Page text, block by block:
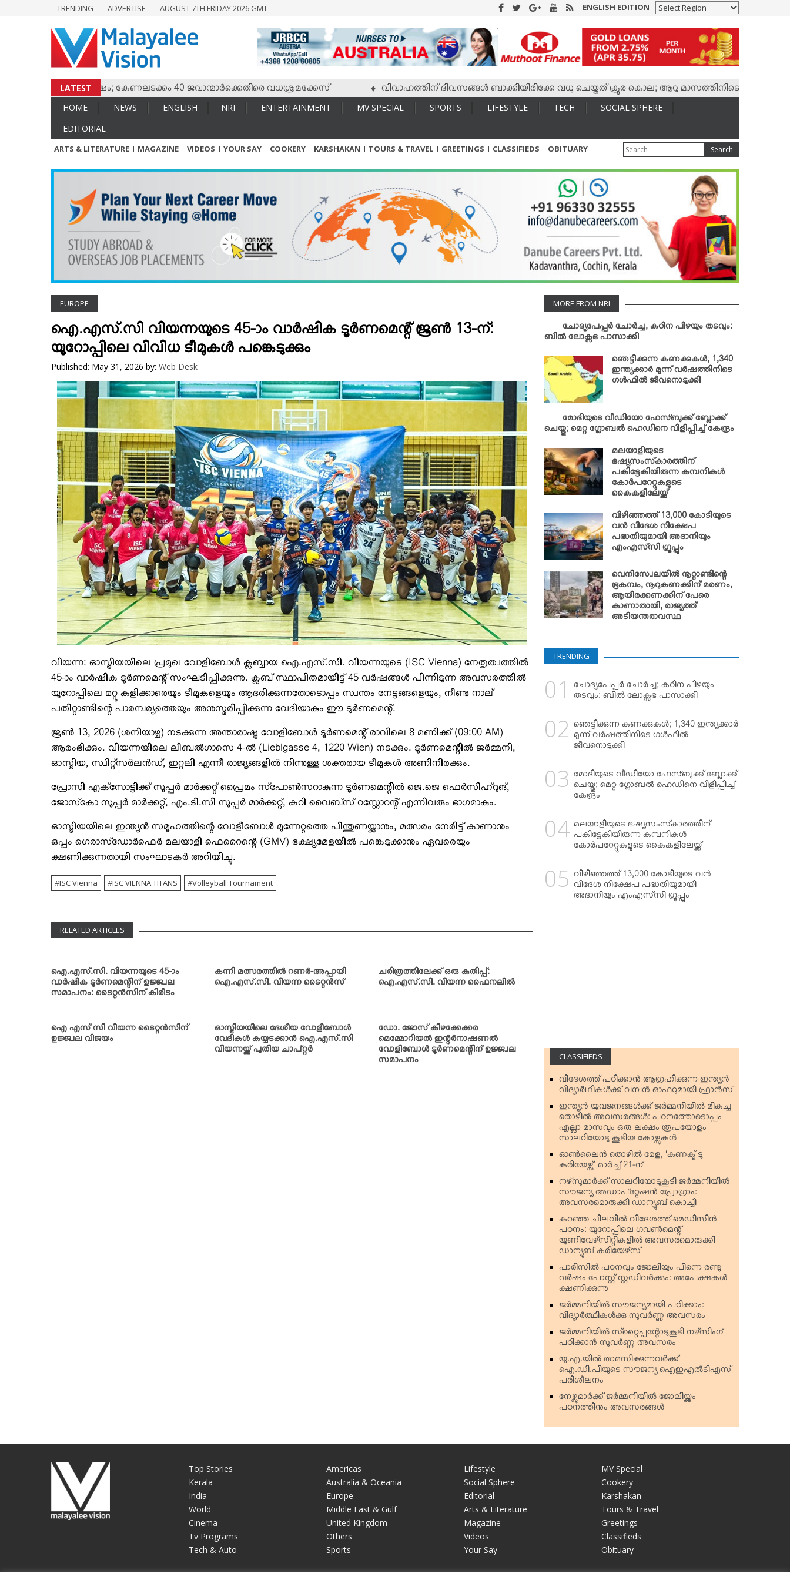
ENTERTAINMENT
TECH & AUTO
ARTS & LITERATURE
TOURS & TRAVEL
TRENDING ADVERTISE AUGUST 7TH FRIDAY 2026 GMT ENGLISH EDITION
LATEST
സംഘര്‍ഷം; കേണലടക്കം 40 ജവാന്മാര്‍ക്കെതിരെ വധശ്രമക്കേസ് വിവാഹത്തിന് ദിവസങ്ങള്‍ ബാക്കിയിരിക്കേ വധു ചെയ്തത് ക്രൂര കൊല; ആറു മാസത്തിനിടെ കാമുകനുമായി
HOME NEWS ENGLISH NRI ENTERTAINMENT MV SPECIAL SPORTS LIFESTYLE TECH
SOCIAL SPHERE
EDITORIAL
ARTS & LITERATURE MAGAZINE VIDEOS YOUR SAY COOKERY KARSHAKAN TOURS & TRAVEL GREETINGS CLASSIFIEDS OBITUARY Search
EUROPE
ഐ.എസ്.സി വിയന്നയുടെ 45-ാം വാര്‍ഷിക ടൂര്‍ണമെന്റ് ജൂണ്‍ 13-ന്:
യൂറോപ്പിലെ വിവിധ ടീമുകള്‍ പങ്കെടുക്കും
Published: May 31, 2026 by: Web Desk
വിയന്ന: ഓസ്ട്രിയയിലെ പ്രമുഖ വോളിബോള്‍ ക്ലബ്ബായ ഐ.എസ്.സി. വിയന്നയുടെ (ISC Vienna) നേതൃത്വത്തില്‍
45-ാം വാര്‍ഷിക ടൂര്‍ണമെന്റ് സംഘടിപ്പിക്കുന്നു. ക്ലബ് സ്ഥാപിതമായിട്ട് 45 വര്‍ഷങ്ങള്‍ പിന്നിടുന്ന അവസരത്തില്‍
യൂറോപ്പിലെ മറ്റു കളിക്കാരെയും ടീമുകളെയും ആദരിക്കുന്നതോടൊപ്പം സ്വന്തം നേട്ടങ്ങളെയും, നീണ്ട നാല്
പതിറ്റാണ്ടിന്റെ പാരമ്പര്യത്തെയും അനുസ്മരിപ്പിക്കുന്ന വേദിയാകും ഈ ടുര്‍ണമെന്റ്.
ജൂണ്‍ 13, 2026 (ശനിയാഴ്ച) നടക്കുന്ന അന്താരാഷ്ട്ര വോളിബോള്‍ ടൂര്‍ണമെന്റ് രാവിലെ 8 മണിക്ക് (09:00 AM)
ആരംഭിക്കും. വിയന്നയിലെ ലീബല്‍ഗാസെ 4-ല്‍ (Lieblgasse 4, 1220 Wien) നടക്കും. ടൂര്‍ണമെന്റില്‍ ജര്‍മ്മനി,
ഓസ്ട്രിയ, സ്വിറ്റ്‌സര്‍ലന്‍ഡ്, ഇറ്റലി എന്നീ രാജ്യങ്ങളില്‍ നിന്നുള്ള ശക്തരായ ടീമുകള്‍ അണിനിരക്കും.
പ്രോസി എക്‌സോട്ടിക്ക് സൂപ്പര്‍ മാര്‍ക്കറ്റ് പ്രൈമം സ്‌പോണ്‍സറാകുന്ന ടൂര്‍ണമെന്റില്‍ ജെ.ജെ ഫെര്‍സിഹ്‌റുങ്,
ജോസ്‌കോ സൂപ്പര്‍ മാര്‍ക്കറ്റ്, എം.ടി.സി സൂപ്പര്‍ മാര്‍ക്കറ്റ്, കറി വൈബ്‌സ് റസ്റ്റോറന്റ് എന്നിവരും ഭാഗമാകും.
ഓസ്ട്രിയയിലെ ഇന്ത്യന്‍ സമൂഹത്തിന്റെ വോളീബോള്‍ മുന്നേറ്റത്തെ പിന്തുണയ്ക്കാനും, മത്സരം നേരിട്ട് കാണാനും
ഒപ്പം ഗെരാസ്‌ഡോര്‍ഫെര്‍ മലയാളി ഫെറൈന്റെ (GMV) ഭക്ഷ്യമേളയില്‍ പങ്കെടുക്കാനും ഏവരെയും
ക്ഷണിക്കുന്നതായി സംഘാടകര്‍ അറിയിച്ചു.
ISC Vienna ISC VIENNA TITANS Volleyball Tournament
RELATED ARTICLES
ഐ.എസ്.സി. വിയന്നയുടെ 45-ാം
വാര്‍ഷിക ടൂര്‍ണമെന്റിന് ഉജ്ജ്വല
സമാപനം: ടൈറ്റന്‍സിന് കിരീടം
കന്നി മത്സരത്തില്‍ റണര്‍-അപ്പായി
ഐ.എസ്.സി. വിയന്ന ടൈറ്റന്‍സ്
ചരിത്രത്തിലേക്ക് ഒരു കുതിപ്പ്:
ഐ.എസ്.സി. വിയന്ന ഫൈനലില്‍
ഐ എസ് സി വിയന്ന ടൈറ്റന്‍സിന്
ഉജ്ജ്വല വിജയം
ഓസ്ട്രിയയിലെ ദേശീയ വോളീബോള്‍
വേദികള്‍ കയ്യടക്കാന്‍ ഐ.എസ്.സി
വിയന്നയ്ക്ക് പുതിയ ചാപ്റ്റര്‍
ഡോ. ജോസ് കിഴക്കേക്കര
മെമ്മോറിയല്‍ ഇന്റര്‍നാഷണല്‍
വോളിബോള്‍ ടൂര്‍ണമെന്റിന് ഉജ്ജ്വല
സമാപനം
MORE FROM NRI
ചോദ്യപേപ്പര്‍ ചോര്‍ച്ച; കഠിന പിഴയും തടവും:
ബില്‍ ലോക്സഭ പാസാക്കി
ഞെട്ടിക്കുന്ന കണക്കുകള്‍; 1,340
ഇന്ത്യക്കാര്‍ മൂന്ന് വര്‍ഷത്തിനിടെ
ഗള്‍ഫില്‍ ജീവനൊടുക്കി
മോദിയുടെ വീഡിയോ ഫേസ്ബുക്ക് ബ്ലോക്ക്
ചെയ്തു; മെറ്റ ഗ്ലോബല്‍ ഹെഡിനെ വിളിപ്പിച്ച് കേന്ദ്രം
മലയാളിയുടെ
ഭഷ്യസംസ്‌കാരത്തിന്
പകിട്ടേകിയിരുന്ന കമ്പനികള്‍
കോര്‍പറേറ്റുകളുടെ
കൈകളിലേയ്ക്ക്
വിഴിഞ്ഞത്ത് 13,000 കോടിയുടെ
വന്‍ വിദേശ നിക്ഷേപ
പദ്ധതിയുമായി അദാനിയും
എംഎസ്‌സി ഗ്രൂപ്പും
വെനിസ്വേലയില്‍ നൂറ്റാണ്ടിന്റെ
ഭൂകമ്പം; നൂറുകണക്കിന് മരണം,
ആയിരക്കണക്കിന് പേരെ
കാണാതായി, രാജ്യത്ത്
അടിയന്തരാവസ്ഥ
TRENDING
ചോദ്യപേപ്പര്‍ ചോര്‍ച്ച; കഠിന പിഴയും
തടവും: ബില്‍ ലോക്സഭ പാസാക്കി
ഞെട്ടിക്കുന്ന കണക്കുകള്‍; 1,340 ഇന്ത്യക്കാര്‍
മൂന്ന് വര്‍ഷത്തിനിടെ ഗള്‍ഫില്‍
ജീവനൊടുക്കി
മോദിയുടെ വീഡിയോ ഫേസ്ബുക്ക് ബ്ലോക്ക്
ചെയ്തു; മെറ്റ ഗ്ലോബല്‍ ഹെഡിനെ വിളിപ്പിച്ച്
കേന്ദ്രം
മലയാളിയുടെ ഭഷ്യസംസ്‌കാരത്തിന്
പകിട്ടേകിയിരുന്ന കമ്പനികള്‍
കോര്‍പറേറ്റുകളുടെ കൈകളിലേയ്ക്ക്
വിഴിഞ്ഞത്ത് 13,000 കോടിയുടെ വന്‍
വിദേശ നിക്ഷേപ പദ്ധതിയുമായി
അദാനിയും എംഎസ്‌സി ഗ്രൂപ്പും
CLASSIFIEDS
വിദേശത്ത് പഠിക്കാന്‍ ആഗ്രഹിക്കുന്ന ഇന്ത്യന്‍
വിദ്യാര്‍ഥികള്‍ക്ക് വമ്പന്‍ ഓഫറുമായി ഫ്രാന്‍സ്
ഇന്ത്യന്‍ യുവജനങ്ങള്‍ക്ക് ജര്‍മ്മനിയില്‍ മികച്ച
തൊഴില്‍ അവസരങ്ങള്‍: പഠനത്തോടൊപ്പം
എല്ലാ മാസവും ഒരു ലക്ഷം രൂപയോളം
സാലറിയോടു കൂടിയ കോഴ്സുകള്‍
ഓണ്‍ലൈന്‍ തൊഴില്‍ മേള, ‘കണക്ട് ടു
കരിയേഴ്സ്’ മാര്‍ച്ച് 21-ന്
നഴ്‌സുമാര്‍ക്ക് സാലറിയോടുകൂടി ജര്‍മ്മനിയില്‍
സൗജന്യ അഡാപ്റ്റേഷന്‍ പ്രോഗ്രാം:
അവസരമൊരുക്കി ഡാന്യൂബ് കൊച്ചി
കുറഞ്ഞ ചിലവില്‍ വിദേശത്ത് മെഡിസിന്‍
പഠനം: യൂറോപ്പിലെ ഗവണ്‍മെന്റ്
യൂണിവേഴ്‌സിറ്റികളില്‍ അവസരമൊരുക്കി
ഡാന്യൂബ് കരിയേഴ്‌സ്
പാരിസില്‍ പഠനവും ജോലിയും പിന്നെ രണ്ടു
വര്‍ഷം പോസ്റ്റ് സ്റ്റഡിവര്‍ക്കും: അപേക്ഷകള്‍
ക്ഷണിക്കുന്നു
ജര്‍മ്മനിയില്‍ സൗജന്യമായി പഠിക്കാം:
വിദ്യാര്‍ത്ഥികള്‍ക്കു സുവര്‍ണ്ണ അവസരം
ജര്‍മ്മനിയില്‍ സ്‌റ്റൈപ്പന്റോടുകൂടി നഴ്‌സിംഗ്
പഠിക്കാന്‍ സുവര്‍ണ്ണ അവസരം
യു.എ.യില്‍ താമസിക്കുന്നവര്‍ക്ക്
ഐ.ഡി.പിയുടെ സൗജന്യ ഐഇഎല്‍ടിഎസ്
പരിശീലനം
നേഴ്സുമാര്‍ക്ക് ജര്‍മ്മനിയില്‍ ജോലിയ്ക്കും
പഠനത്തിനും അവസരങ്ങള്‍
Top Stories
Kerala
India
World
Cinema
Tv Programs
Tech & Auto
Americas
Australia & Oceania
Europe
Middle East & Gulf
United Kingdom
Others
Sports
Lifestyle
Social Sphere
Editorial
Arts & Literature
Magazine
Videos
Your Say
MV Special
Cookery
Karshakan
Tours & Travel
Greetings
Classifieds
Obituary